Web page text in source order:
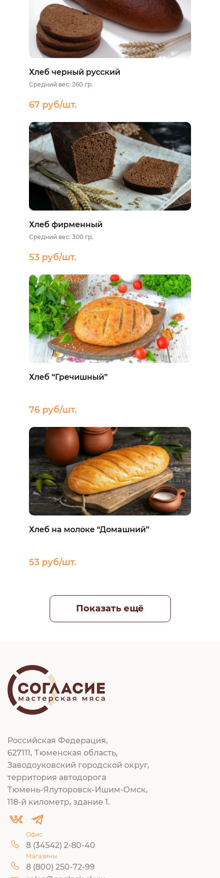
Хлеб черный русский
Средний вес: 260 гр.
67 руб/шт.
Хлеб фирменный
Средний вес: 300 гр.
53 руб/шт.
Хлеб “Гречишный”
76 руб/шт.
Хлеб на молоке “Домашний”
53 руб/шт.
Показать ещё
Российская Федерация,
627111, Тюменская область,
Заводоуковский городской округ,
территория автодорога
Тюмень-Ялуторовск-Ишим-Омск,
118-й километр, здание 1.
Офис
8 (34542) 2-80-40
Магазины
8 (800) 250-72-99